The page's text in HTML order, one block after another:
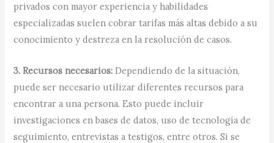
privados con mayor experiencia y habilidades
especializadas suelen cobrar tarifas más altas debido a su
conocimiento y destreza en la resolución de casos.
3. Recursos necesarios: Dependiendo de la situación,
puede ser necesario utilizar diferentes recursos para
encontrar a una persona. Esto puede incluir
investigaciones en bases de datos, uso de tecnología de
seguimiento, entrevistas a testigos, entre otros. Si se